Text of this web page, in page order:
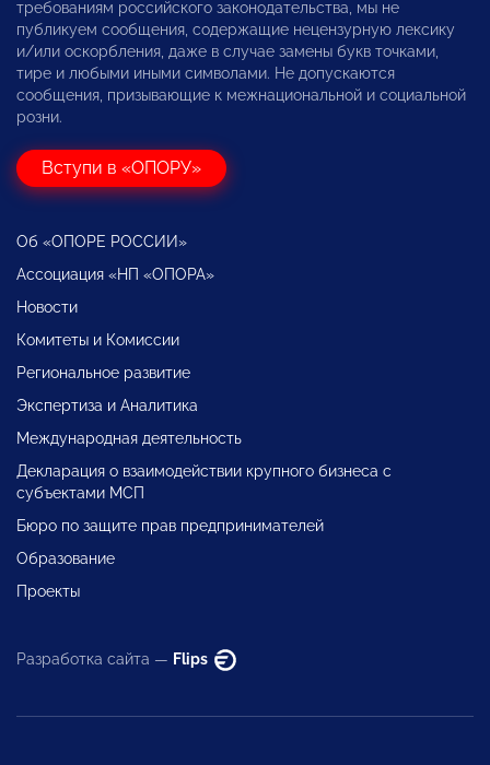
требованиям российского законодательства, мы не
публикуем сообщения, содержащие нецензурную лексику
и/или оскорбления, даже в случае замены букв точками,
тире и любыми иными символами. Не допускаются
сообщения, призывающие к межнациональной и социальной
розни.
Вступи в «ОПОРУ»
Об «ОПОРЕ РОССИИ»
Ассоциация «НП «ОПОРА»
Новости
Комитеты и Комиссии
Региональное развитие
Экспертиза и Аналитика
Международная деятельность
Декларация о взаимодействии крупного бизнеса с
субъектами МСП
Бюро по защите прав предпринимателей
Образование
Проекты
Разработка сайта — Flips